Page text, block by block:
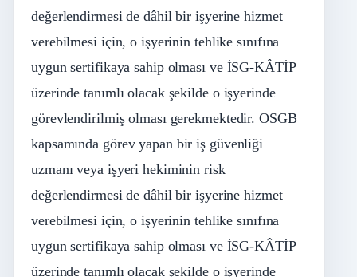
değerlendirmesi de dâhil bir işyerine hizmet
verebilmesi için, o işyerinin tehlike sınıfına
uygun sertifikaya sahip olması ve İSG-KÂTİP
üzerinde tanımlı olacak şekilde o işyerinde
görevlendirilmiş olması gerekmektedir. OSGB
kapsamında görev yapan bir iş güvenliği
uzmanı veya işyeri hekiminin risk
değerlendirmesi de dâhil bir işyerine hizmet
verebilmesi için, o işyerinin tehlike sınıfına
uygun sertifikaya sahip olması ve İSG-KÂTİP
üzerinde tanımlı olacak şekilde o işyerinde